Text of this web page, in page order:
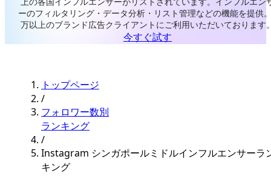
ーのフィルタリング・データ分析・リスト管理などの機能を提供
万以上のブランド広告クライアントにご利用いただいております
今すぐ試す
トップページ
/
フォロワー数別
ランキング
/
Instagram シンガポールミドルインフルエンサーラ
キング